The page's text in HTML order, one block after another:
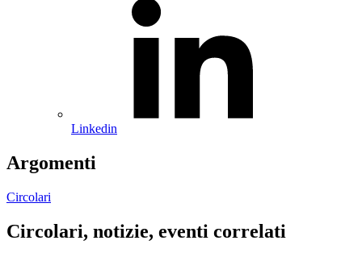
Linkedin
Argomenti
Circolari
Circolari, notizie, eventi correlati